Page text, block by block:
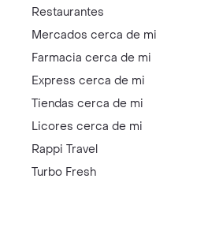
Restaurantes
Mercados cerca de mi
Farmacia cerca de mi
Express cerca de mi
Tiendas cerca de mi
Licores cerca de mi
Rappi Travel
Turbo Fresh